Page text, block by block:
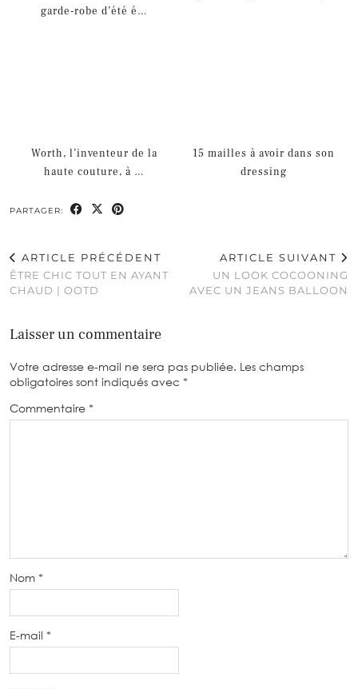
garde-robe d’été é…
Worth, l’inventeur de la
haute couture, à …
15 mailles à avoir dans son
dressing
PARTAGER:
ARTICLE PRÉCÉDENT
ÊTRE CHIC TOUT EN AYANT
CHAUD | OOTD
ARTICLE SUIVANT
UN LOOK COCOONING
AVEC UN JEANS BALLOON
Laisser un commentaire
Votre adresse e-mail ne sera pas publiée. Les champs
obligatoires sont indiqués avec *
Commentaire *
Nom *
E-mail *